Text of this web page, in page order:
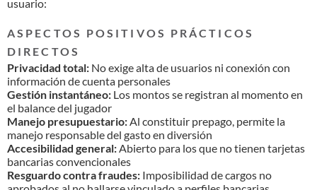
usuario:
ASPECTOS POSITIVOS PRÁCTICOS
DIRECTOS
Privacidad total: No exige alta de usuarios ni conexión con
información de cuenta personales
Gestión instantáneo: Los montos se registran al momento en
el balance del jugador
Manejo presupuestario:Al constituir prepago, permite la
manejo responsable del gasto en diversión
Accesibilidad general:Abierto para los que no tienen tarjetas
bancarias convencionales
Resguardo contra fraudes: Imposibilidad de cargos no